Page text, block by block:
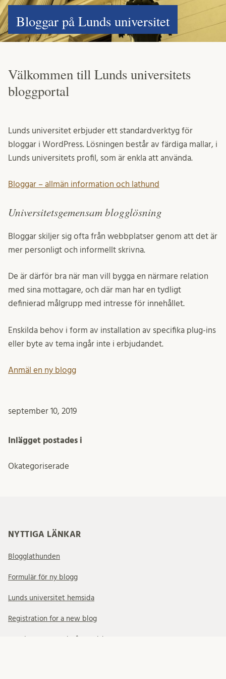
Bloggar på Lunds universitet
Välkommen till Lunds universitets
bloggportal
Lunds universitet erbjuder ett standardverktyg för
bloggar i WordPress. Lösningen består av färdiga mallar, i
Lunds universitets profil, som är enkla att använda.
Bloggar – allmän information och lathund
Universitetsgemensam blogglösning
Bloggar skiljer sig ofta från webbplatser genom att det är
mer personligt och informellt skrivna.
De är därför bra när man vill bygga en närmare relation
med sina mottagare, och där man har en tydligt
definierad målgrupp med intresse för innehållet.
Enskilda behov i form av installation av specifika plug-ins
eller byte av tema ingår inte i erbjudandet.
Anmäl en ny blogg
september 10, 2019
Inlägget postades i
Okategoriserade
NYTTIGA LÄNKAR
Blogglathunden
Formulär för ny blogg
Lunds universitet hemsida
Registration for a new blog